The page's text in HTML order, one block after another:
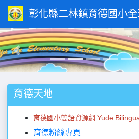
彰化縣二林鎮育德國小
Previous
育德天地
育德國小雙語資源網 Yude
育德粉絲專頁